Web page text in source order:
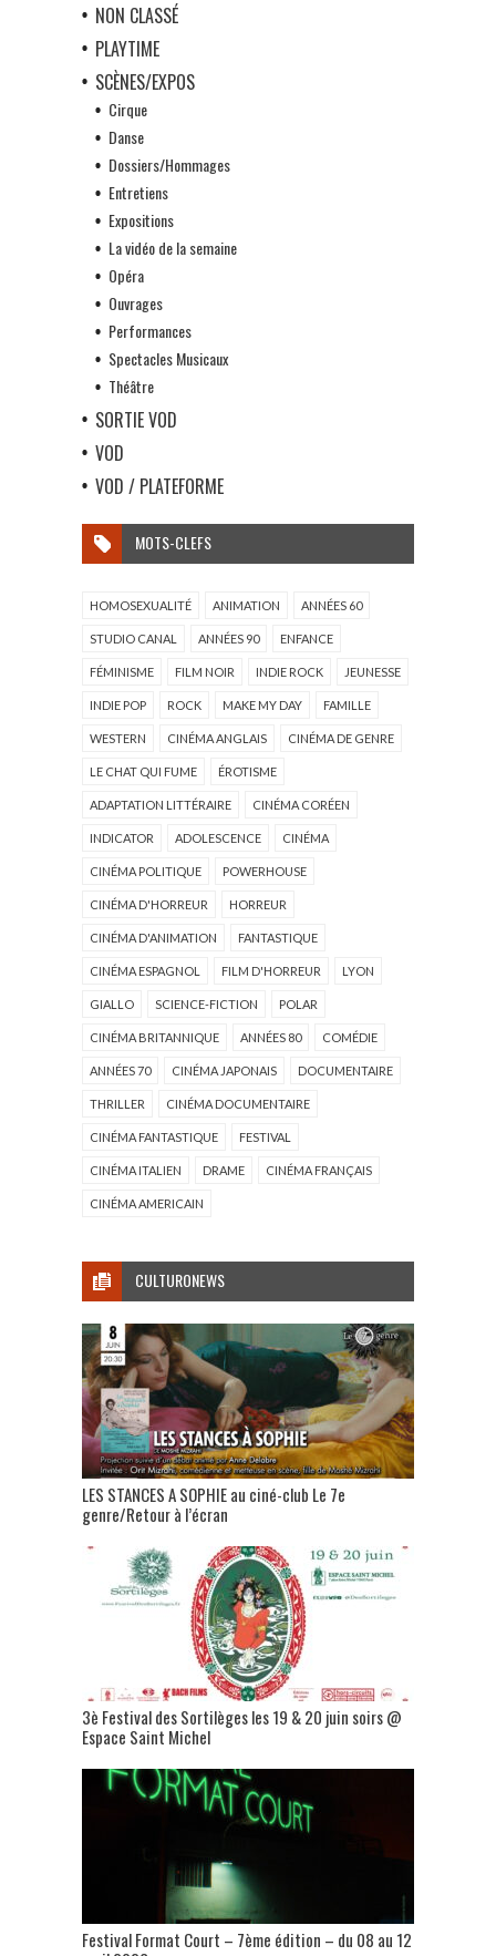
NON CLASSÉ
PLAYTIME
SCÈNES/EXPOS
Cirque
Danse
Dossiers/Hommages
Entretiens
Expositions
La vidéo de la semaine
Opéra
Ouvrages
Performances
Spectacles Musicaux
Théâtre
SORTIE VOD
VOD
VOD / PLATEFORME
MOTS-CLEFS
HOMOSEXUALITÉ ANIMATION ANNÉES 60
STUDIO CANAL ANNÉES 90 ENFANCE
FÉMINISME FILM NOIR INDIE ROCK JEUNESSE
INDIE POP ROCK MAKE MY DAY FAMILLE
WESTERN CINÉMA ANGLAIS CINÉMA DE GENRE
LE CHAT QUI FUME ÉROTISME
ADAPTATION LITTÉRAIRE CINÉMA CORÉEN
INDICATOR ADOLESCENCE CINÉMA
CINÉMA POLITIQUE POWERHOUSE
CINÉMA D'HORREUR HORREUR
CINÉMA D'ANIMATION FANTASTIQUE
CINÉMA ESPAGNOL FILM D'HORREUR LYON
GIALLO SCIENCE-FICTION POLAR
CINÉMA BRITANNIQUE ANNÉES 80 COMÉDIE
ANNÉES 70 CINÉMA JAPONAIS DOCUMENTAIRE
THRILLER CINÉMA DOCUMENTAIRE
CINÉMA FANTASTIQUE FESTIVAL
CINÉMA ITALIEN DRAME CINÉMA FRANÇAIS
CINÉMA AMERICAIN
CULTURONEWS
LES STANCES A SOPHIE au ciné-club Le 7e
genre/Retour à l’écran
3è Festival des Sortilèges les 19 & 20 juin soirs @
Espace Saint Michel
Festival Format Court – 7ème édition – du 08 au 12